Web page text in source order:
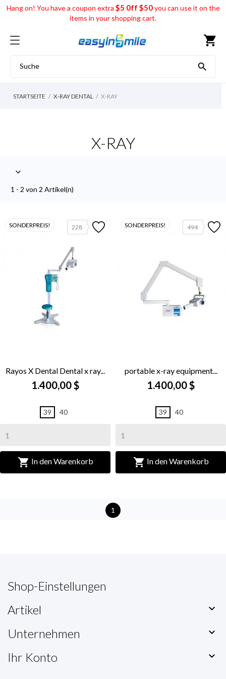
Hang on! You have a coupon extra $5 0ff $50you can use it on the
items in your shopping cart.
shopping_cart

STARTSEITE X-RAY DENTAL X-RAY
X-RAY

1 - 2 von 2 Artikel(n)
228
SONDERPREIS!
Rayos X Dental Dental x ray...
1.400,00 $
39 40
 In den Warenkorb
494
SONDERPREIS!
portable x-ray equipment...
1.400,00 $
39 40
 In den Warenkorb
1
Shop-Einstellungen
Artikel

Unternehmen 
Ihr Konto 